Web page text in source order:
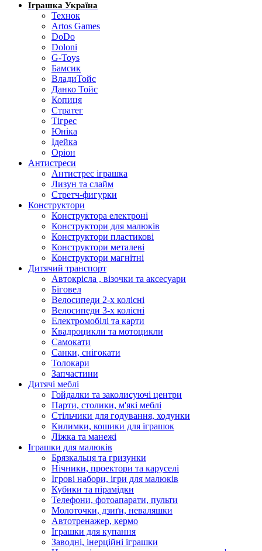
Іграшка Україна
Технок
Artos Games
DoDo
Doloni
G-Toys
Бамсик
ВладиТойс
Данко Тойс
Копиця
Стратег
Тігрес
Юніка
Ідейка
Оріон
Антистреси
Антистрес іграшка
Лизун та слайм
Стретч-фигурки
Конструктори
Конструктора електроні
Конструктори для малюків
Конструктори пластикові
Конструктори металеві
Конструктори магнітні
Дитячий транспорт
Автокрісла , візочки та аксесуари
Біговел
Велосипеди 2-х колісні
Велосипеди 3-х колісні
Електромобілі та карти
Квадроцикли та мотоцикли
Самокати
Санки, снігокати
Толокари
Запчастини
Дитячі меблі
Гойдалки та заколисуючі центри
Парти, столики, м'які меблі
Стільчики для годування, ходунки
Килимки, кошики для іграшок
Ліжка та манежі
Іграшки для малюків
Брязкальця та гризунки
Нічники, проектори та каруселі
Ігрові набори, ігри для малюків
Кубики та пірамідки
Телефони, фотоапарати, пульти
Молоточки, дзиґи, неваляшки
Автотренажер, кермо
Іграшки для купання
Заводні, інерційні іграшки